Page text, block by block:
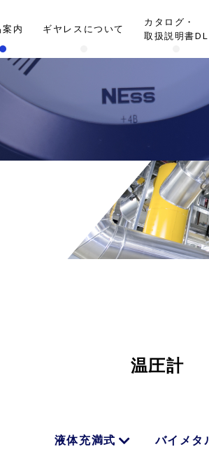
案内 ギヤレスについて
カタログ・
取扱説明書DL
温圧計
液体充満式 バイメタ